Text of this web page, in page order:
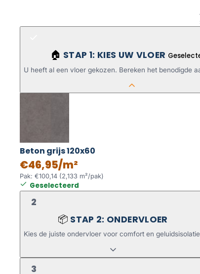
🏠 STAP 1: KIES UW VLOER
U heeft al een vloer gekozen. Bereken het benodigde
Beton grijs 120x60
€46,95/m²
Pak: €100,14 (2,133 m²/pak)
Geselecteerd
2
📦 STAP 2: ONDERVLOER
Kies de juiste ondervloer voor comfort en
3